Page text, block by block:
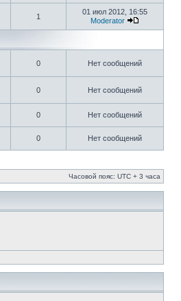
1
01 июл 2012, 16:55
Moderator
0 Нет сообщений
0 Нет сообщений
0 Нет сообщений
0 Нет сообщений
Часовой пояс: UTC + 3 часа